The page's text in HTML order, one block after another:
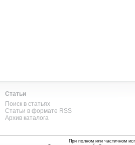
Статьи
Поиск в статьях
Статьи в формате RSS
Архив каталога
При полном или частичном